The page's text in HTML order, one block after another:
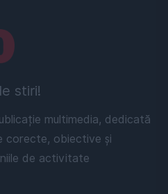
stiri!
multimedia, dedicată
corecte, obiective și
de activitate